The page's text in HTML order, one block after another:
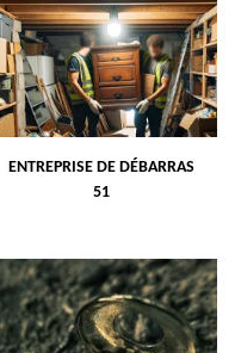
ENTREPRISE DE DÉBARRAS
51